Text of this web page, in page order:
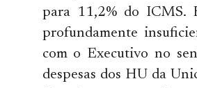
para 11,2% do ICMS.
profundamente
com o Executivo no
despesas dos HU da